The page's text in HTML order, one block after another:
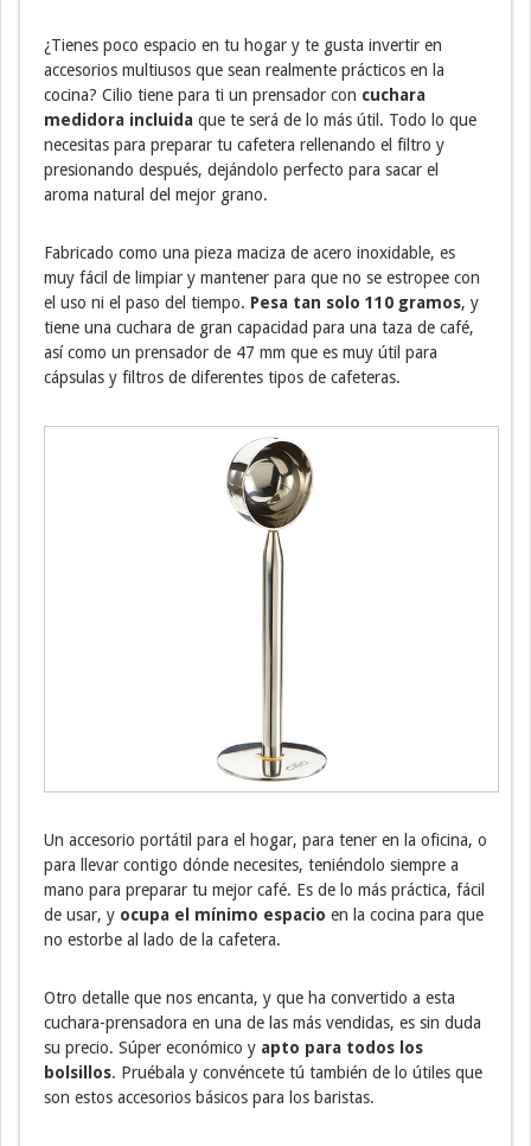
¿Tienes poco espacio en tu hogar y te gusta invertir en
accesorios multiusos que sean realmente prácticos en la
cocina? Cilio tiene para ti un prensador con cuchara
medidora incluida que te será de lo más útil. Todo lo que
necesitas para preparar tu cafetera rellenando el filtro y
presionando después, dejándolo perfecto para sacar el
aroma natural del mejor grano.
Fabricado como una pieza maciza de acero inoxidable, es
muy fácil de limpiar y mantener para que no se estropee con
el uso ni el paso del tiempo. Pesa tan solo 110 gramos, y
tiene una cuchara de gran capacidad para una taza de café,
así como un prensador de 47 mm que es muy útil para
cápsulas y filtros de diferentes tipos de cafeteras.
Un accesorio portátil para el hogar, para tener en la oficina, o
para llevar contigo dónde necesites, teniéndolo siempre a
mano para preparar tu mejor café. Es de lo más práctica, fácil
de usar, y ocupa el mínimo espacio en la cocina para que
no estorbe al lado de la cafetera.
Otro detalle que nos encanta, y que ha convertido a esta
cuchara-prensadora en una de las más vendidas, es sin duda
su precio. Súper económico y apto para todos los
bolsillos. Pruébala y convéncete tú también de lo útiles que
son estos accesorios básicos para los baristas.